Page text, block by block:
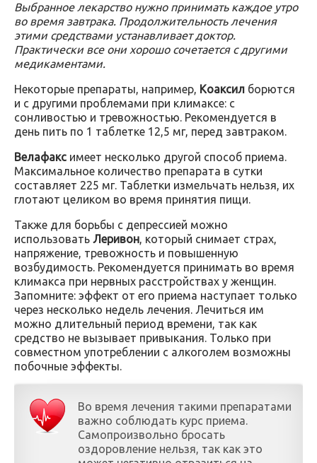
Выбранное лекарство нужно принимать каждое утро
во время завтрака. Продолжительность лечения
этими средствами устанавливает доктор.
Практически все они хорошо сочетается с другими
медикаментами.
Некоторые препараты, например, Коаксил борются
и с другими проблемами при климаксе: с
сонливостью и тревожностью. Рекомендуется в
день пить по 1 таблетке 12,5 мг, перед завтраком.
Велафакс имеет несколько другой способ приема.
Максимальное количество препарата в сутки
составляет 225 мг. Таблетки измельчать нельзя, их
глотают целиком во время принятия пищи.
Также для борьбы с депрессией можно
использовать Леривон, который снимает страх,
напряжение, тревожность и повышенную
возбудимость. Рекомендуется принимать во время
климакса при нервных расстройствах у женщин.
Запомните: эффект от его приема наступает только
через несколько недель лечения. Лечиться им
можно длительный период времени, так как
средство не вызывает привыкания. Только при
совместном употреблении с алкоголем возможны
побочные эффекты.
Во время лечения такими препаратами
важно соблюдать курс приема.
Самопроизвольно бросать
оздоровление нельзя, так как это